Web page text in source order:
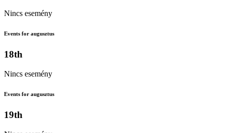
Nincs esemény
Events for augusztus
18th
Nincs esemény
Events for augusztus
19th